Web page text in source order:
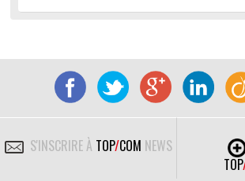
S'INSCRIRE À TOP/COM NEWS
TOP